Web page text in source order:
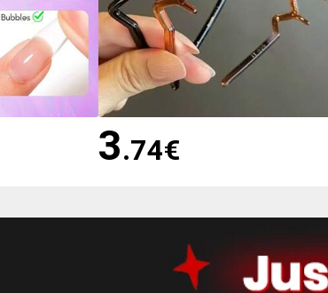
3.74€